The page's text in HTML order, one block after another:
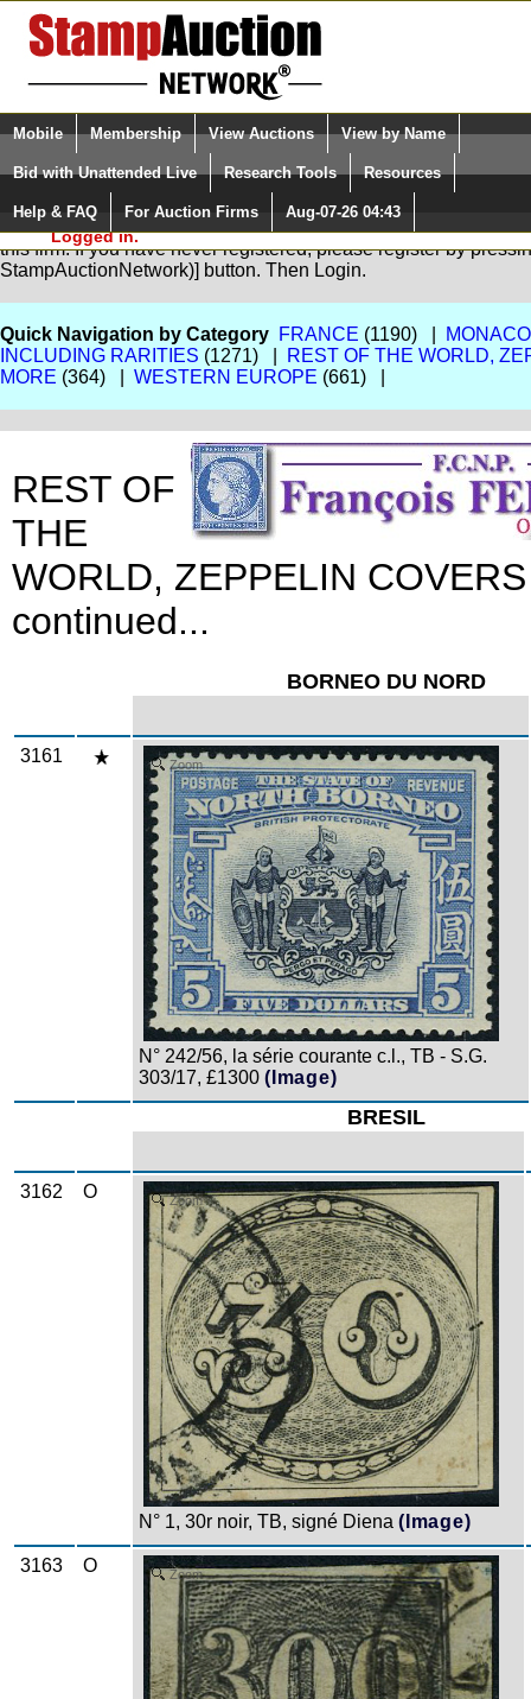
Login (enter your user name)
Please Login. You are NOT
Logged in.
Select Language
Quick Search:
Mobile Membership View Auctions View by Name
Bid with Unattended Live Research Tools Resources
Help & FAQ For Auction Firms Aug-07-26 04:43
You are not logged in. Please Login so that we can determine
this firm. If you have never registered, please register by
StampAuctionNetwork)] button. Then Login.
Quick Navigation by Category FRANCE (1190) |
INCLUDING RARITIES (1271) |
REST OF THE WORLD,
MORE (364) | WESTERN EUROPE (661) |
REST OF
THE
WORLD, ZEPPELIN
continued...
BORNEO DU NORD
3161 Zoom
N° 242/56, la série courante c.l., TB - S.G.
303/17, £1300 (Image)
BRESIL
3162 O Zoom
N° 1, 30r noir, TB, signé Diena (Image)
3163 O Zoom